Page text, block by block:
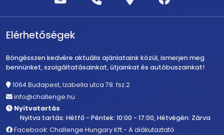
Elérhetőségek
Böngésszen kedvére aktuális ajánlataink közül, ismerjen meg
bennünket, szolgáltatásainkat, útjainkat és autóbuszainkat!
1064 Budapest, Izabella utca 78. fsz.2
info@challenge.hu
Nyitvatartás
Nyitva tartás: Hétfő - Péntek: 10:00 - 17:00, Hétvégén: Zárva
Facebook: Challenge Hungary Kft.- A diákutaztató